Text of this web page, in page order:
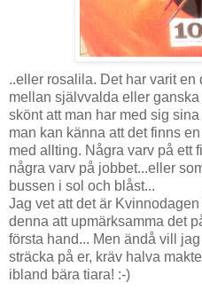
..eller rosalila. Det har varit en
mellan självvalda eller
skönt att man har med sig
man kan känna att det finns
med allting. Några varv på ett
några varv på jobbet...eller
bussen i sol och blåst...
Jag vet att det är
denna att upmärksamma det
första hand... Men ändå vill
sträcka på er, kräv halva
ibland bära tiara! :-)